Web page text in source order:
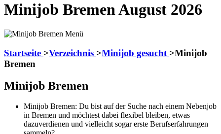
Minijob Bremen August 2026
Startseite >Verzeichnis >Minijob gesucht >Minijob
Bremen
Minijob Bremen
Minijob Bremen: Du bist auf der Suche nach einem Nebenjob
in Bremen und möchtest dabei flexibel bleiben, etwas
dazuverdienen und vielleicht sogar erste Berufserfahrungen